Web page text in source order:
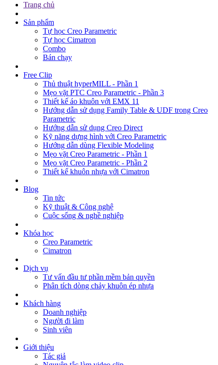
Trang chủ
Sản phẩm
Tự học Creo Parametric
Tự học Cimatron
Combo
Bán chạy
Free Clip
Thủ thuật hyperMILL - Phần 1
Mẹo vặt PTC Creo Parametric - Phần 3
Thiết kế áo khuôn với EMX 11
Hướng dẫn sử dụng Family Table & UDF trong Creo
Parametric
Hướng dẫn sử dụng Creo Direct
Kỹ năng dựng hình với Creo Parametric
Hướng dẫn dùng Flexible Modeling
Mẹo vặt Creo Parametric - Phần 1
Mẹo vặt Creo Parametric - Phần 2
Thiết kế khuôn nhựa với Cimatron
Blog
Tin tức
Kỹ thuật & Công nghệ
Cuộc sống & nghề nghiệp
Khóa học
Creo Parametric
Cimatron
Dịch vụ
Tư vấn đầu tư phần mềm bản quyền
Phân tích dòng chảy khuôn ép nhựa
Khách hàng
Doanh nghiệp
Người đi làm
Sinh viên
Giới thiệu
Tác giả